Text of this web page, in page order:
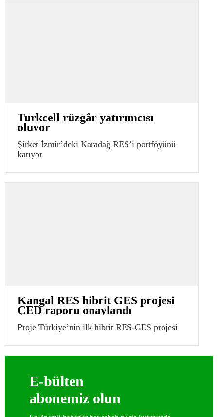
Turkcell rüzgâr yatırımcısı
oluyor
Şirket İzmir’deki Karadağ RES’i portföyünü
katıyor
Kangal RES hibrit GES projesi
ÇED raporu onaylandı
Proje Türkiye’nin ilk hibrit RES-GES projesi
E-bülten
abonemiz olun